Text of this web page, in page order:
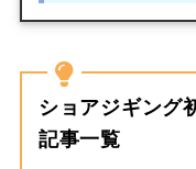
ショアジギング
記事一覧